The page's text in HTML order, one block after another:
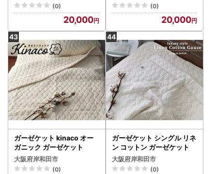
(0)
20,000
(0)
20,000
ガーゼケット kinaco オー
ガニック ガーゼケット
大阪府岸和田市
(0)
ガーゼケット シングル リネ
ン コットン ガーゼケット
大阪府岸和田市
(0)